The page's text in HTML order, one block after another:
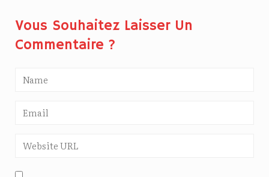
Vous Souhaitez Laisser Un
Commentaire ?